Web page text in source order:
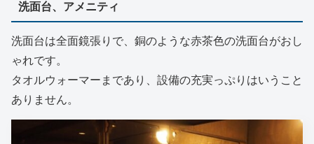
洗面台、アメニティ
洗面台は全面鏡張りで、銅のような赤茶色の洗面台がおし
ゃれです。
タオルウォーマーまであり、設備の充実っぷりはいうこと
ありません。